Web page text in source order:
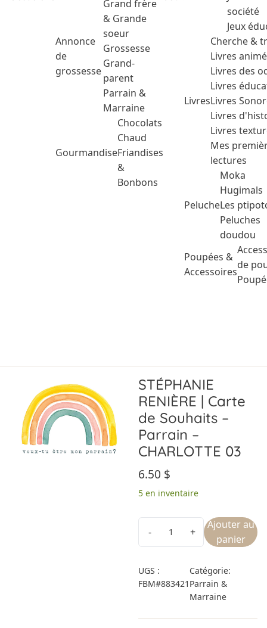
Annonce
de
grossesse
Grand frère
& Grande
soeur
Grossesse
Grand-
parent
Parrain &
Marraine
Gourmandise
Chocolats
Chaud
Friandises
&
Bonbons
société
Jeux
Livres
Cherche &
Livres
Livres des
Livres
Livres
Livres
Livres
Mes
lectures
Peluche
Moka
Hugimals
Les
Peluches
doudou
Poupées &
Accessoires
de
STÉPHANIE
RENIÈRE | Carte
de Souhaits –
Parrain –
CHARLOTTE 03
6.50 $
5 en inventaire
Ajouter au
panier
UGS :
FBM#883421
Catégorie:
Parrain &
Marraine